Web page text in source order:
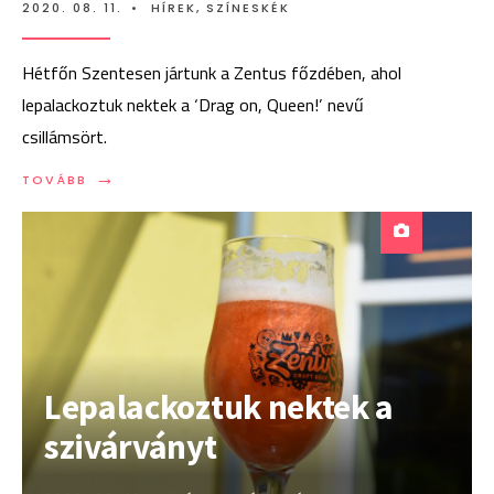
2020. 08. 11. • HÍREK, SZÍNESKÉK
Hétfőn Szentesen jártunk a Zentus főzdében, ahol
lepalackoztuk nektek a ‘Drag on, Queen!’ nevű
csillámsört.
TOVÁBB →
TOVÁBB:
PALACKOZTUK
CSILLÁMSÖRT
Lepalackoztuk nektek a
szivárványt